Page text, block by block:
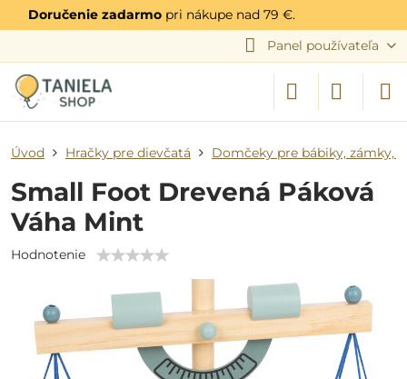
Doručenie zadarmo pri nákupe nad 79 €.
Panel používateľa
Úvod Hračky pre dievčatá Domčeky pre bábiky, zámky,
Small Foot Drevená Páková
Váha Mint
Hodnotenie